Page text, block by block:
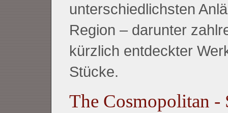
unterschiedlichsten
Region – darunter
kürzlich entdeckter
Stücke.
The Cosmopolitan -